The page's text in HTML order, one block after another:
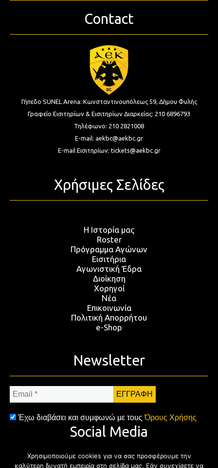
Contact
Γήπεδο SUNEL Arena: Κωνσταντινουπόλεως 59, Δήμου Φυλής
Γραφείο Εισιτηρίων & Εισιτηρίων Διαρκείας: 210 6896793
Τηλέφωνο: 210 2821008
E-mail: aekbc@aekbc.gr
E-mail Εισιτηρίων: tickets@aekbc.gr
Χρήσιμες Σελίδες
Η Ιστορία μας
Roster
Πρόγραμμα Αγώνων
Εισιτήρια
Αγωνιστική Έδρα
Διοίκηση
Χορηγοί
Νέα
Επικοινωνία
Πολιτική Απορρήτου
e-Shop
Newsletter
Email
*
Έχω διαβάσει και συμφωνώ με τουςΌρους Χρήσης
Social Media
FacebookTwitter Instagram
Χρησιμοποιούμε cookies για να σας προσφέρουμε την
καλύτερη δυνατή εμπειρία στη σελίδα μας. Εάν συνεχίσετε να